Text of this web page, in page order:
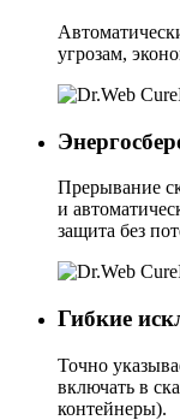
угрозам,
Прерывание
и
защита без
Гибкие
Точно
включать в
контейнеры).